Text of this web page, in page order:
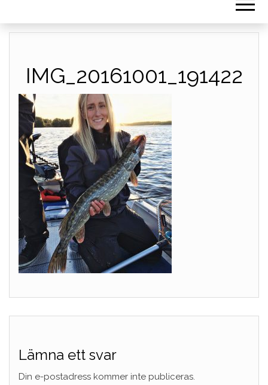
IMG_20161001_191422
Lämna ett svar
Din e-postadress kommer inte publiceras.